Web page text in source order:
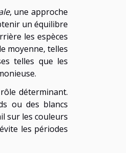
, une approche
un équilibre
les espèces
moyenne, telles
telles que les
déterminant.
ou des blancs
sur les couleurs
les périodes